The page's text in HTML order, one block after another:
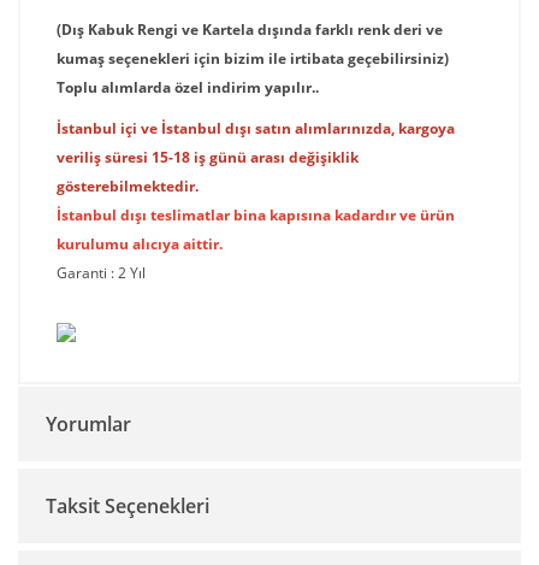
(Dış Kabuk Rengi ve Kartela dışında farklı renk deri ve
kumaş seçenekleri için bizim ile irtibata geçebilirsiniz)
Toplu alımlarda özel indirim yapılır..
İstanbul içi ve İstanbul dışı satın alımlarınızda, kargoya
veriliş süresi 15-18 iş günü arası değişiklik
gösterebilmektedir.
İstanbul dışı teslimatlar bina kapısına kadardır ve ürün
kurulumu alıcıya aittir.
Garanti : 2 Yıl
Yorumlar
Bu ürüne ilk yorumu siz yapın!
Taksit Seçenekleri